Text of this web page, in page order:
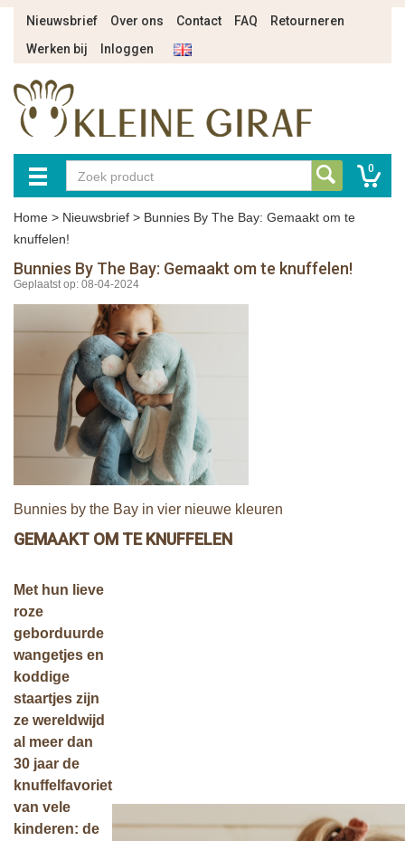
Nieuwsbrief Over ons Contact FAQ
Retourneren
Werken bij
Inloggen
0
Home > Nieuwsbrief > Bunnies By The Bay: Gemaakt om te
knuffelen!
Bunnies By The Bay: Gemaakt om te knuffelen!
Geplaatst op: 08-04-2024
Bunnies by the Bay in vier nieuwe kleuren
GEMAAKT OM TE KNUFFELEN
Met hun lieve
roze
geborduurde
wangetjes en
koddige
staartjes zijn
ze wereldwijd
al meer dan
30 jaar de
knuffelfavoriet
van vele
kinderen: de